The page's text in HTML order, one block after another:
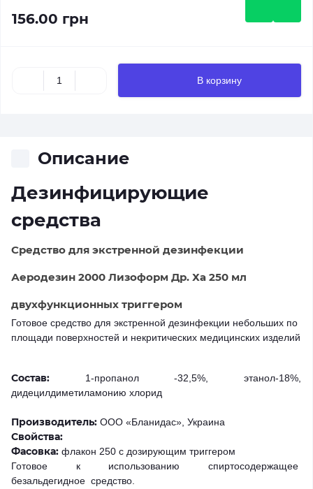
156.00 грн
В корзину
Описание
Дезинфицирующие
средства
Средство для экстренной дезинфекции
Аеродезин 2000 Лизоформ Др. Ха 250 мл
двухфункционных триггером
Готовое средство для экстренной дезинфекции небольших по
площади поверхностей и некритических медицинских изделий
Состав: 1-пропанол -32,5%, этанол-18%,
дидецилдиметиламонию хлорид
Производитель: ООО «Бланидас», Украина
Свойства:
Фасовка: флакон 250 с дозирующим триггером
Готовое к использованию спиртосодержащее
безальдегидное средство.